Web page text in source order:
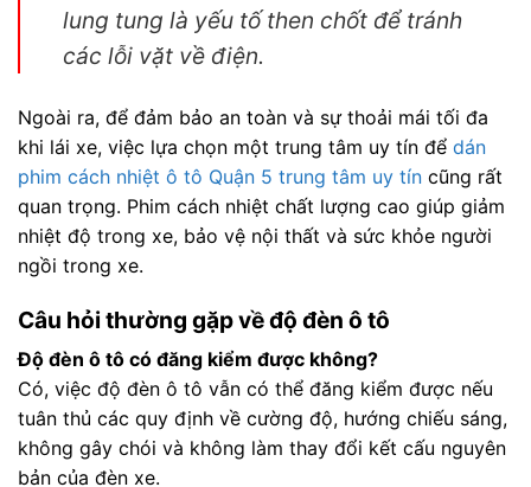
lung tung là yếu tố then chốt để tránh
các lỗi vặt về điện.
Ngoài ra, để đảm bảo an toàn và sự thoải mái tối đa
khi lái xe, việc lựa chọn một trung tâm uy tín để dán
phim cách nhiệt ô tô Quận 5 trung tâm uy tín cũng rất
quan trọng. Phim cách nhiệt chất lượng cao giúp giảm
nhiệt độ trong xe, bảo vệ nội thất và sức khỏe người
ngồi trong xe.
Câu hỏi thường gặp về độ đèn ô tô
Độ đèn ô tô có đăng kiểm được không?
Có, việc độ đèn ô tô vẫn có thể đăng kiểm được nếu
tuân thủ các quy định về cường độ, hướng chiếu sáng,
không gây chói và không làm thay đổi kết cấu nguyên
bản của đèn xe.